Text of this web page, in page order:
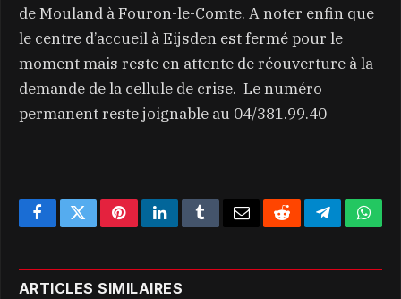
de Mouland à Fouron-le-Comte. A noter enfin que
le centre d’accueil à Eijsden est fermé pour le
moment mais reste en attente de réouverture à la
demande de la cellule de crise. Le numéro
permanent reste joignable au 04/381.99.40
FacebookTwitterPinterestLinkedInTumblr EmailRedditTelegram
ARTICLES SIMILAIRES